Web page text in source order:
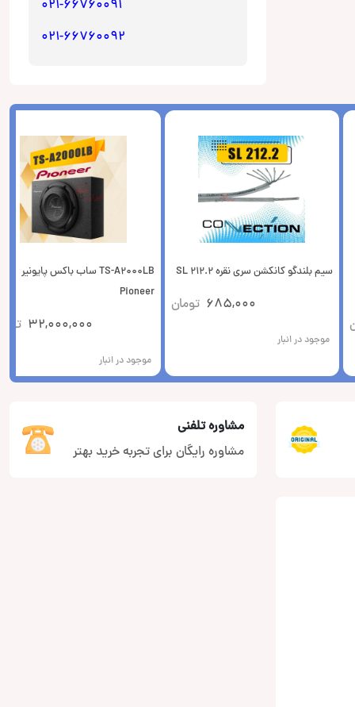
021-66760091
021-66760092
سیم بلندگو کانکشن سری نقره SL 212.2
685,000 تومان
موجود در انبار
TS-A2000LB ساب باکس پایونیر
Pioneer
32,000,000
موجود در انبار
مشاوره تلفنی
مشاوره رایگان برای تجربه خرید بهتر